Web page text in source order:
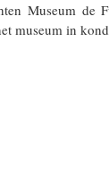
Museum de
museum in